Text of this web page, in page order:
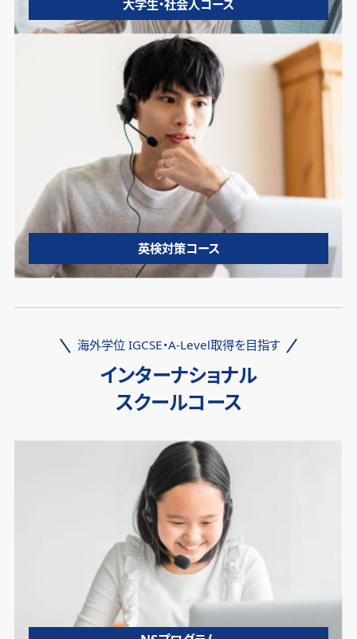
大学生・社会人コース
英検対策コース
海外学位 IGCSE・A-Level取得を目指す
インターナショナル
スクールコース